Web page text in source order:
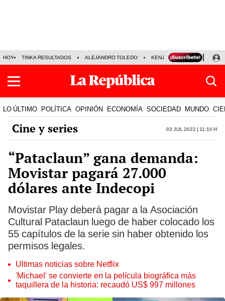
HOY TINKA RESULTADOS ALEJANDRO TOLEDO KENJI FUJIMORI
LO ÚLTIMO POLÍTICA OPINIÓN ECONOMÍA SOCIEDAD MUNDO
Cine y series 03 Jul 2022 | 11:10 h
“Pataclaun” gana demanda:
Movistar pagará 27.000
dólares ante Indecopi
Movistar Play deberá pagar a la Asociación
Cultural Pataclaun luego de haber colocado los
55 capítulos de la serie sin haber obtenido los
permisos legales.
Últimas noticias sobre Netflix
'Michael' se convierte en la película biográfica más
taquillera de la historia: recaudó US$ 997 millones